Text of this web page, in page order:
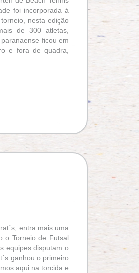
foi incorporada à
nesta edição
de 300 atletas,
ficou em
e fora de quadra,
entra mais uma
o Torneio de Futsal
equipes disputam o
ganhou o primeiro
aqui na torcida e